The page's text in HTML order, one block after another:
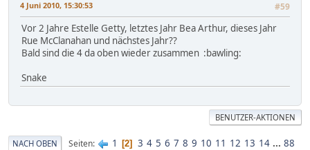
4 Juni 2010, 15:30:53 #59
Vor 2 Jahre Estelle Getty, letztes Jahr Bea Arthur, dieses Jahr
Rue McClanahan und nächstes Jahr??
Bald sind die 4 da oben wieder zusammen :bawling:
Snake
BENUTZER-AKTIONEN
NACH OBEN Seiten 1 2 3 4 5 6 7 8 9 10 11 12 13 14 ... 88